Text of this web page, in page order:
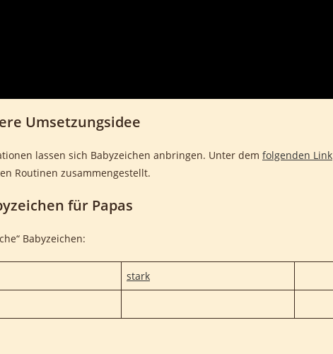
Umsetzungsidee
lassen sich Babyzeichen anbringen. Unter dem folgenden Link
Routinen zusammengestellt.
für Papas
Babyzeichen:
stark